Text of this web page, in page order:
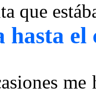
que
hasta el
me